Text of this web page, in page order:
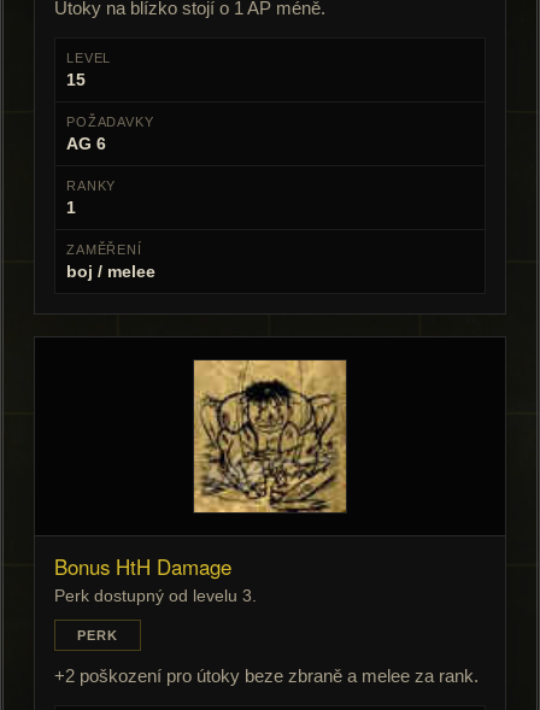
Útoky na blízko stojí o 1 AP méně.
LEVEL
15
POŽADAVKY
AG 6
RANKY
1
ZAMĚŘENÍ
boj / melee
Bonus HtH Damage
Perk dostupný od levelu 3.
PERK
+2 poškození pro útoky beze zbraně a melee za rank.